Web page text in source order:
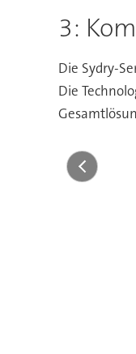
3:
Die Sydry-
Die